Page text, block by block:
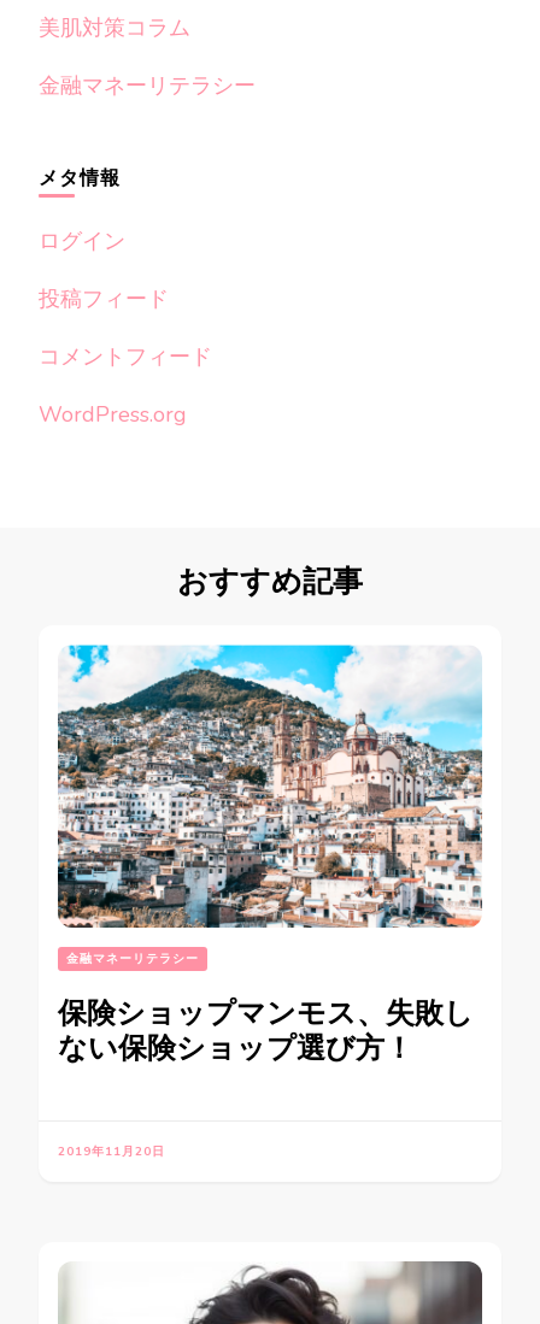
美肌対策コラム
金融マネーリテラシー
メタ情報
ログイン
投稿フィード
コメントフィード
WordPress.org
おすすめ記事
金融マネーリテラシー
保険ショップマンモス、失敗し
ない保険ショップ選び方！
2019年11月20日